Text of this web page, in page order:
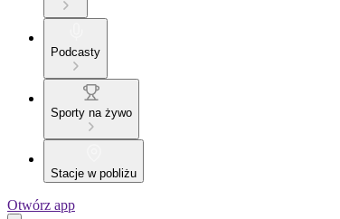
Podcasty
Sporty na żywo
Stacje w pobliżu
Otwórz app